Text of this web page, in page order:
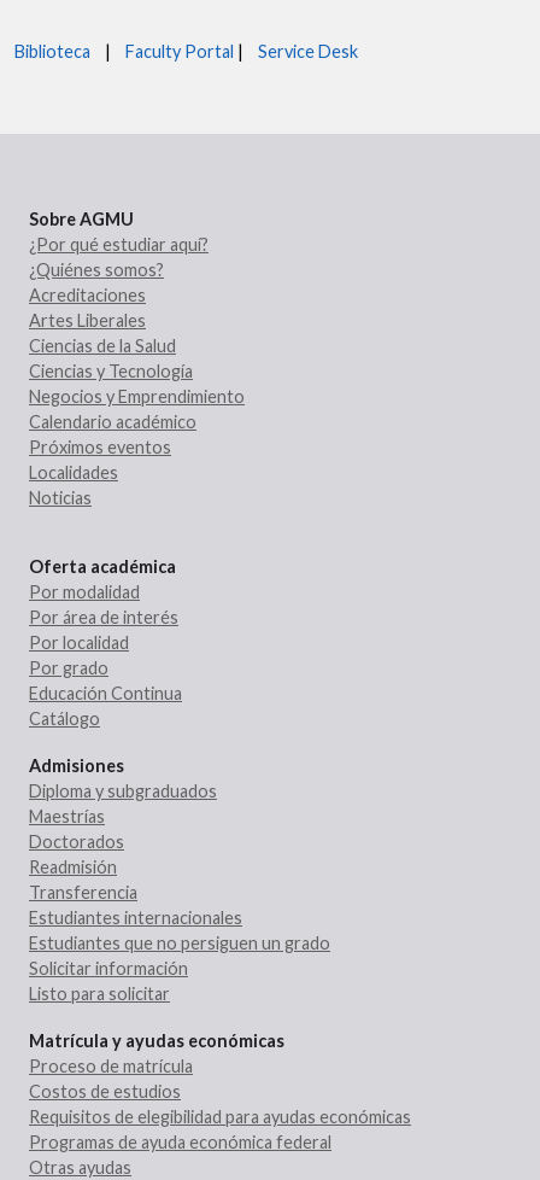
Biblioteca | Faculty Portal | Service Desk
Sobre AGMU
¿Por qué estudiar aquí?
¿Quiénes somos?
Acreditaciones
Artes Liberales
Ciencias de la Salud
Ciencias y Tecnología
Negocios y Emprendimiento
Calendario académico
Próximos eventos
Localidades
Noticias
Oferta académica
Por modalidad
Por área de interés
Por localidad
Por grado
Educación Continua
Catálogo
Admisiones
Diploma y subgraduados
Maestrías
Doctorados
Readmisión
Transferencia
Estudiantes internacionales
Estudiantes que no persiguen un grado
Solicitar información
Listo para solicitar
Matrícula y ayudas económicas
Proceso de matrícula
Costos de estudios
Requisitos de elegibilidad para ayudas económicas
Programas de ayuda económica federal
Otras ayudas